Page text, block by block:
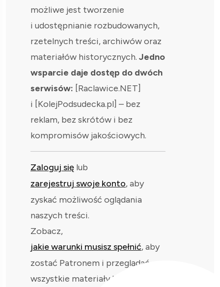
możliwe jest tworzenie
i udostępnianie rozbudowanych,
rzetelnych treści, archiwów oraz
materiałów historycznych. Jedno
wsparcie daje dostęp do dwóch
serwisów: [Raclawice.NET]
i [KolejPodsudecka.pl] – bez
reklam, bez skrótów i bez
kompromisów jakościowych.
Zaloguj się lub
zarejestruj swoje konto, aby
zyskać możliwość oglądania
naszych treści.
Zobacz,
jakie warunki musisz spełnić, aby
zostać Patronem i przeglądać
wszystkie materiały bez